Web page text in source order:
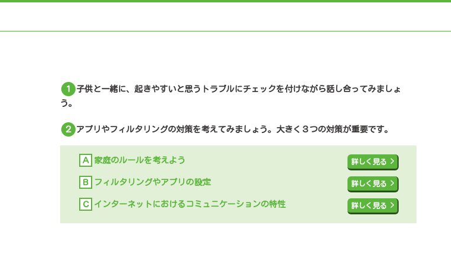
１
子供と一緒に、起きやすいと思うトラブルにチェックを付けながら話し合ってみましょ
う。
２ アプリやフィルタリングの対策を考えてみましょう。大きく３つの対策が重要です。
Ａ 家庭のルールを考えよう 詳しく見る >
Ｂ フィルタリングやアプリの設定 詳しく見る >
Ｃ インターネットにおけるコミュニケーションの特性 詳しく見る >